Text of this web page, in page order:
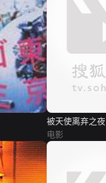
被天使离弃之夜
电影